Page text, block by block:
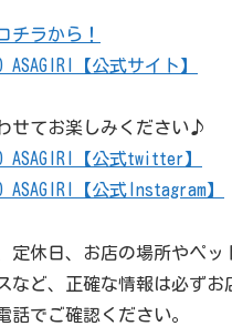
チラから！
ASAGIRI【公式サイト】
せてお楽しみください♪
ASAGIRI【公式twitter】
ASAGIRI【公式Instagram】
定休日、お店の場所やペッ
など、正確な情報は必ずお
話でご確認ください。